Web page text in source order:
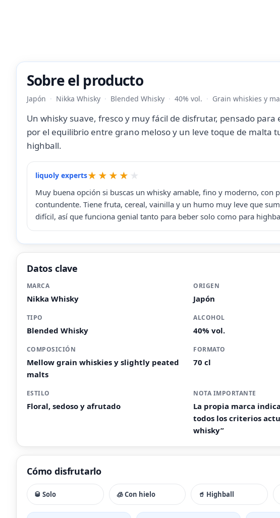
Sobre el producto
Japón Nikka Whisky Blended Whisky 40% vol. Grain whiskies y
Un whisky suave, fresco y muy fácil de disfrutar, pensado
por el equilibrio entre grano meloso y un leve toque de malta
highball.
liquoly experts
Muy buena opción si buscas un whisky amable, fino y moderno, con
contundente. Tiene fruta, cereal, vainilla y un humo muy leve que
difícil, así que funciona genial tanto para beber solo como para
Datos clave
MARCA
Nikka Whisky
ORIGEN
Japón
TIPO
Blended Whisky
ALCOHOL
40% vol.
COMPOSICIÓN
Mellow grain whiskies y slightly peated
malts
FORMATO
70 cl
ESTILO
Floral, sedoso y afrutado
NOTA IMPORTANTE
La propia marca
todos los criterios
whisky”
Cómo disfrutarlo
🥃 Solo 🧊 Con hielo 🥤 Highball